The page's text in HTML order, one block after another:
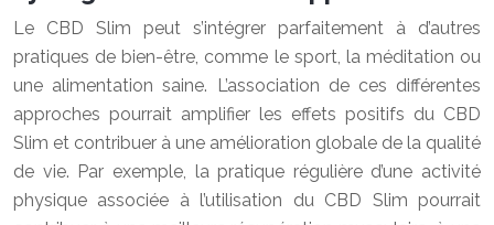
Le CBD Slim peut s’intégrer parfaitement à d’autres
pratiques de bien-être, comme le sport, la méditation ou
une alimentation saine. L’association de ces différentes
approches pourrait amplifier les effets positifs du CBD
Slim et contribuer à une amélioration globale de la qualité
de vie. Par exemple, la pratique régulière d’une activité
physique associée à l’utilisation du CBD Slim pourrait